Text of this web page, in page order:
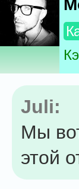
Juli:
Мы
этой